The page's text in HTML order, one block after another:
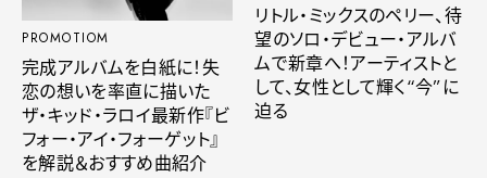
PROMOTIOM
完成アルバムを白紙に！失
恋の想いを率直に描いた
ザ・キッド・ラロイ最新作『ビ
フォー・アイ・フォーゲット』
を解説＆おすすめ曲紹介
リトル・ミックスのペリー、待
望のソロ・デビュー・アルバ
ムで新章へ！アーティストと
して、女性として輝く“今”に
迫る